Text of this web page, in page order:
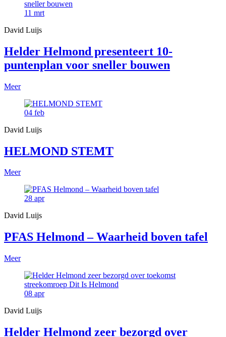
11 mrt
David Luijs
Helder Helmond presenteert 10-
puntenplan voor sneller bouwen
Meer
04 feb
David Luijs
HELMOND STEMT
Meer
28 apr
David Luijs
PFAS Helmond – Waarheid boven tafel
Meer
08 apr
David Luijs
Helder Helmond zeer bezorgd over